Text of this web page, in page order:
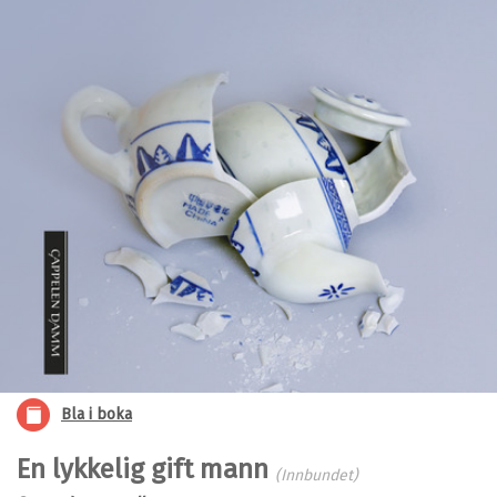
Bla i boka
En lykkelig gift mann (Innbundet)